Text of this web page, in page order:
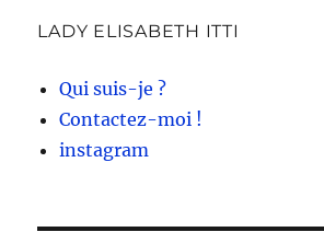
LADY ELISABETH ITTI
Qui suis-je ?
Contactez-moi !
instagram